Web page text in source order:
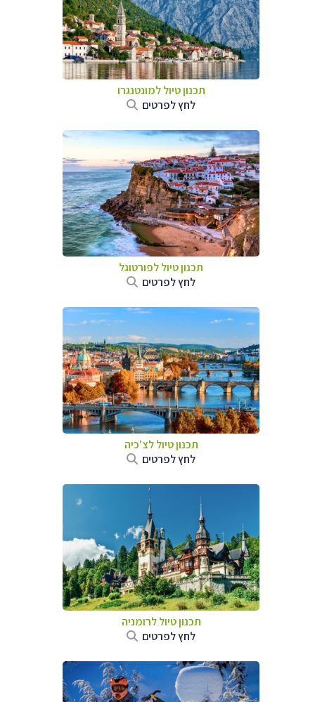
תכנון טיול למונטנגרו
לחץ לפרטים
תכנון טיול לפורטוגל
לחץ לפרטים
תכנון טיול לצ'כיה
לחץ לפרטים
תכנון טיול לרומניה
לחץ לפרטים